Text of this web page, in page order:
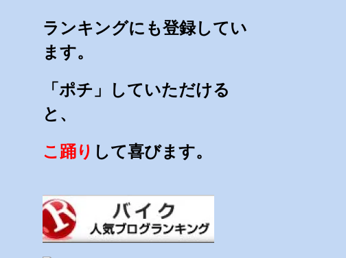
ランキングにも登録してい
ます。
「ポチ」していただける
と、
こ踊り して喜びます。